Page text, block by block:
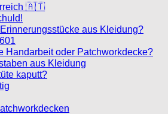
🇦🇹
aus Kleidung?
Handarbeit oder Patchworkdecke?
aus Kleidung
kaputt?